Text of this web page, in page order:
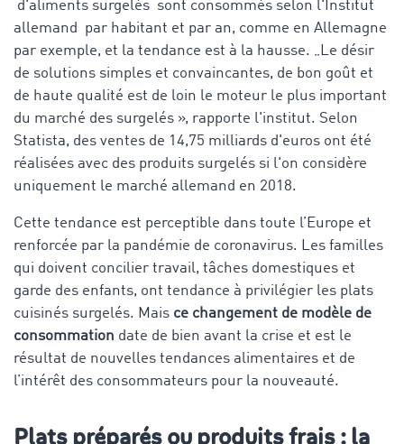
d'aliments surgelés sont consommés selon l'Institut
allemand par habitant et par an, comme en Allemagne
par exemple, et la tendance est à la hausse. „Le désir
de solutions simples et convaincantes, de bon goût et
de haute qualité est de loin le moteur le plus important
du marché des surgelés », rapporte l'institut. Selon
Statista, des ventes de 14,75 milliards d'euros ont été
réalisées avec des produits surgelés si l'on considère
uniquement le marché allemand en 2018.
Cette tendance est perceptible dans toute l’Europe et
renforcée par la pandémie de coronavirus. Les familles
qui doivent concilier travail, tâches domestiques et
garde des enfants, ont tendance à privilégier les plats
cuisinés surgelés. Mais ce changement de modèle de
consommation date de bien avant la crise et est le
résultat de nouvelles tendances alimentaires et de
l’intérêt des consommateurs pour la nouveauté.
Plats préparés ou produits frais : la